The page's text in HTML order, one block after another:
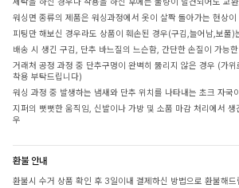
세탁을 하신 경우나 착용을 하신 후에는 불량이 발견되어도 교
워싱면 종류의 제품은 워싱과정에서 옷이 살짝 돌아가는 현상
피팅만 해보신 경우라도 상품이 훼손된 경우(구김,늘어남,보풀)
배송 시 생긴 구김, 단추 바느질의 느슨함, 간단한 손질이 가능
거래처 공정 과정 중 단추구멍이 완벽히 뚫리지 않은 경우 (가위
착용 부탁드립니다)
워싱 과정 중 발생하는 냄새와 단추 위치를 나타내는 초크 자국
지퍼의 뻣뻣한 움직임, 신발이나 가방 및 소품 마감 처리에서
우
환불 안내
환불시 수거 상품 확인 후 3일이내 결제하신 방법으로 환불해드